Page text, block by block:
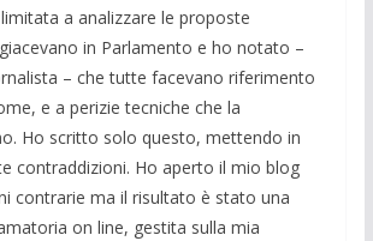
a analizzare le proposte
in Parlamento e ho notato –
– che tutte facevano riferi­mento
e a perizie tec­niche che la
Ho scritto solo questo, mettendo in
contraddizioni. Ho aperto il mio blog
contrarie ma il risultato è stato una
on line, gestita sulla mia